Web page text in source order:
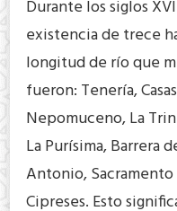
Durante los siglos
existencia de trece
longitud de río que
fueron: Tenería,
Nepomuceno, La
La Purísima, Barrera
Antonio,
Cipreses. Esto